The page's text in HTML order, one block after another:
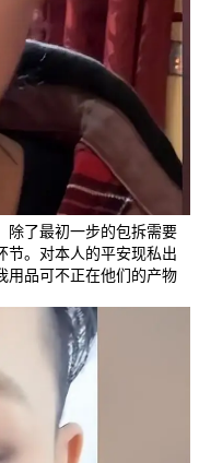
除了最初一步的包拆需要
节。对本人的平安现私出
用品可不正在他们的产物